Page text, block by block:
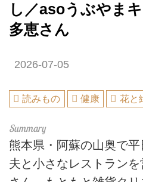
し／asoうぶやま
多恵さん
2026-07-05
読みもの 健康 花と
熊本県・阿蘇の山奥で
夫と小さなレストラン